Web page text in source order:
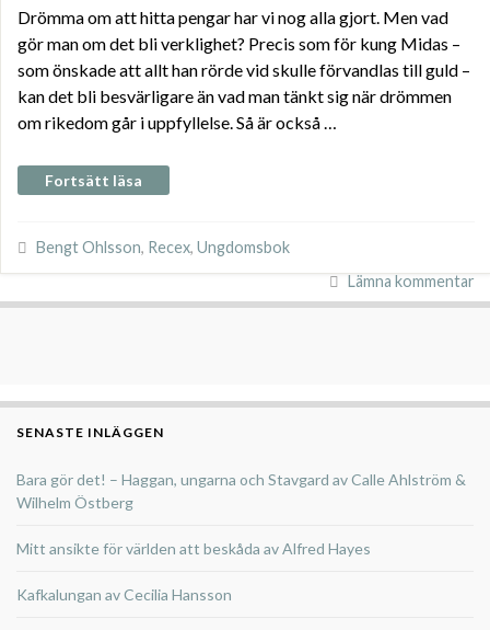
Drömma om att hitta pengar har vi nog alla gjort. Men vad
gör man om det bli verklighet? Precis som för kung Midas –
som önskade att allt han rörde vid skulle förvandlas till guld –
kan det bli besvärligare än vad man tänkt sig när drömmen
om rikedom går i uppfyllelse. Så är också …
Fortsätt läsa
Bengt Ohlsson, Recex, Ungdomsbok
Lämna kommentar
SENASTE INLÄGGEN
Bara gör det! – Haggan, ungarna och Stavgard av Calle Ahlström &
Wilhelm Östberg
Mitt ansikte för världen att beskåda av Alfred Hayes
Kafkalungan av Cecilia Hansson